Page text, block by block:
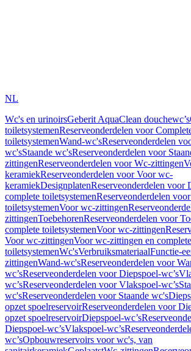
NL
Wc's en urinoirsGeberit AquaClean douchewc’s
toiletsystemenReserveonderdelen voor
toiletsystemenWand-wc'sReserveonderdelen
wc'sStaande wc'sReserveonderdelen voor
zittingenReserveonderdelen voor Wc-zittingen
keramiekReserveonderdelen voor Voor wc-
keramiekDesignplatenReserveonderdelen voor
complete toiletsystemenReserveonderdelen
toiletsystemenVoor wc-zittingen
zittingenToebehorenReserveonderdelen voor
complete toiletsystemenVoor wc-zittingen
Voor wc-zittingenVoor wc-zittingen en complete
toiletsystemenWc'sVerbruiksmateriaalFunctie-
zittingenWand-wc'sReserveonderdelen voor
wc’sReserveonderdelen voor Diepspoel-wc’s
wc’sReserveonderdelen voor Vlakspoel-wc’s
wc'sReserveonderdelen voor Staande wc's
opzet spoelreservoirReserveonderdelen voor
opzet spoelreservoirDiepspoel-wc’s
Diepspoel-wc’sVlakspoel-wc’s
wc’sOpbouwreservoirs voor wc's, van